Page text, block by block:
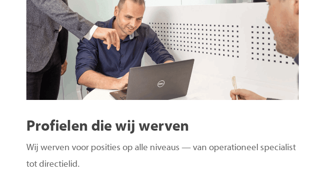
Profielen die wij werven
Wij werven voor posities op alle niveaus — van operationeel specialist
tot directielid.